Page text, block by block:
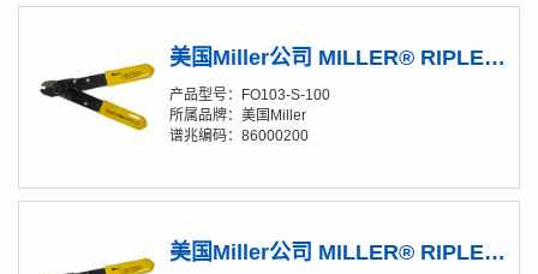
美国Miller公司 MILLER® RIPLEY® FO103-S-100光纤开剥钳
产品型号：FO103-S-100
所属品牌：美国Miller
谱兆编码：86000200
美国Miller公司 MILLER® RIPLEY® FO103-S 光纤开剥钳